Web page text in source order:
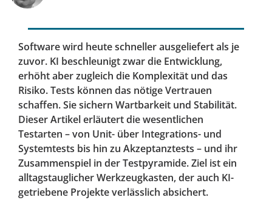
Software wird heute schneller ausgeliefert als je
zuvor. KI beschleunigt zwar die Entwicklung,
erhöht aber zugleich die Komplexität und das
Risiko. Tests können das nötige Vertrauen
schaffen. Sie sichern Wartbarkeit und Stabilität.
Dieser Artikel erläutert die wesentlichen
Testarten – von Unit- über Integrations- und
Systemtests bis hin zu Akzeptanztests – und ihr
Zusammenspiel in der Testpyramide. Ziel ist ein
alltagstauglicher Werkzeugkasten, der auch KI-
getriebene Projekte verlässlich absichert.